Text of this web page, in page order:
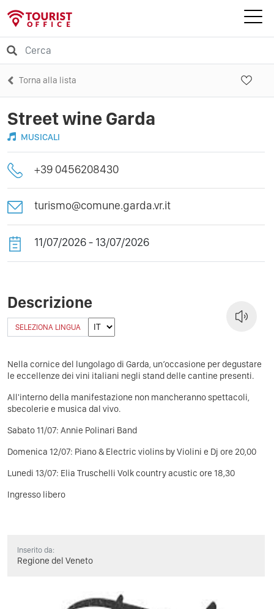
Torna alla lista
Street wine Garda
MUSICALI
+39 0456208430
turismo@comune.garda.vr.it
11/07/2026 - 13/07/2026
Descrizione
SELEZIONA LINGUA
Nella cornice del lungolago di Garda, un’occasione per degustare
le eccellenze dei vini italiani negli stand delle cantine presenti.
All'interno della manifestazione non mancheranno spettacoli,
sbecolerie e musica dal vivo.
Sabato11/07: Annie Polinari Band
Domenica 12/07: Piano & Electric violins by Violini e Dj ore 20,00
Lunedi 13/07: Elia Truschelli Volk country acustic ore 18,30
Ingresso libero
Inserito da:
Regione del Veneto